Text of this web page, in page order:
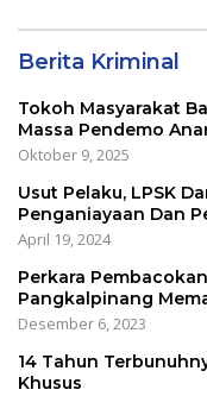
Berita Kriminal
Tokoh Masyarakat
Massa Pendemo
Oktober 9, 2025
Usut Pelaku, LPSK
Penganiayaan Dan
April 19, 2024
Perkara
Pangkalpinang
Desember 6, 2023
14 Tahun
Khusus